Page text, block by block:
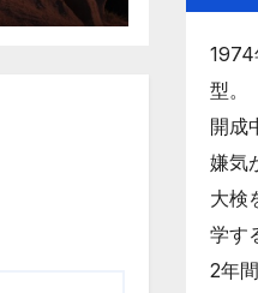
型。
開成
嫌気
大検
学す
2年